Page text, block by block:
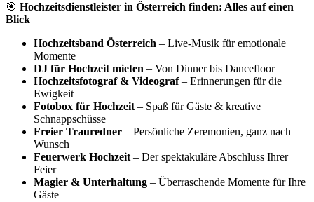
🎯 Hochzeitsdienstleister in Österreich finden: Alles auf einen
Blick
Hochzeitsband Österreich – Live-Musik für emotionale
Momente
DJ für Hochzeit mieten – Von Dinner bis Dancefloor
Hochzeitsfotograf & Videograf– Erinnerungen für die
Ewigkeit
Fotobox für Hochzeit – Spaß für Gäste & kreative
Schnappschüsse
Freier Trauredner – Persönliche Zeremonien, ganz nach
Wunsch
Feuerwerk Hochzeit – Der spektakuläre Abschluss Ihrer
Feier
Magier & Unterhaltung – Überraschende Momente für Ihre
Gäste